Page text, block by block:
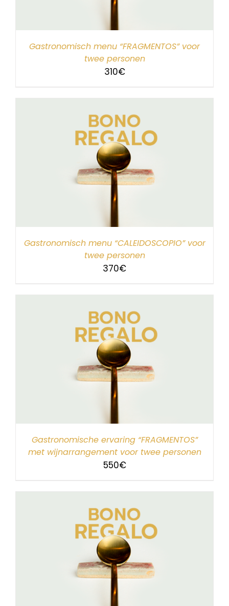
Gastronomisch menu “FRAGMENTOS” voor
twee personen
310€
Gastronomisch menu “CALEIDOSCOPIO” voor
twee personen
370€
Gastronomische ervaring “FRAGMENTOS”
met wijnarrangement voor twee personen
550€